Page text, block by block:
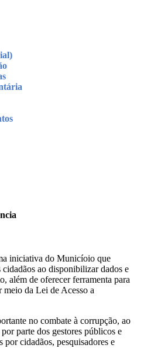
iniciativa do Municíoio que
ao disponibilizar dados e
além de oferecer ferramenta para
meio da Lei de Acesso a
no combate à corrupção, ao
parte dos gestores públicos e
por cidadãos, pesquisadores e